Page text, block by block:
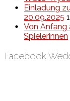
Einladung
20.09.2025
Von Anfang
Spielerinnen
Facebook